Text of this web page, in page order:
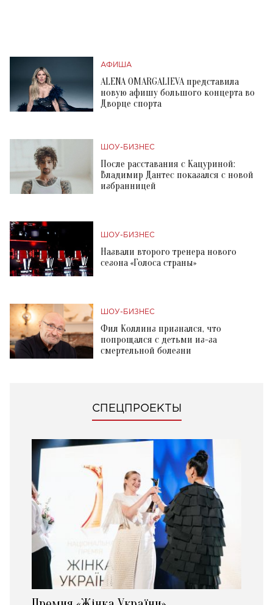
АФИША
ALENA OMARGALIEVA представила
новую афишу большого концерта во
Дворце спорта
ШОУ-БИЗНЕС
После расставания с Кацуриной:
Владимир Дантес показался с новой
избранницей
ШОУ-БИЗНЕС
Назвали второго тренера нового
сезона «Голоса страны»
ШОУ-БИЗНЕС
Фил Коллинз признался, что
попрощался с детьми из-за
смертельной болезни
СПЕЦПРОЕКТЫ